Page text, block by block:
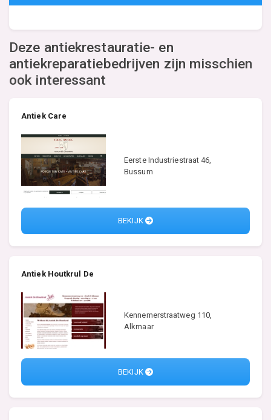
Deze antiekrestauratie- en
antiekreparatiebedrijven zijn misschien
ook interessant
Antiek Care
Eerste Industriestraat 46,
Bussum
BEKIJK
Antiek Houtkrul De
Kennemerstraatweg 110,
Alkmaar
BEKIJK